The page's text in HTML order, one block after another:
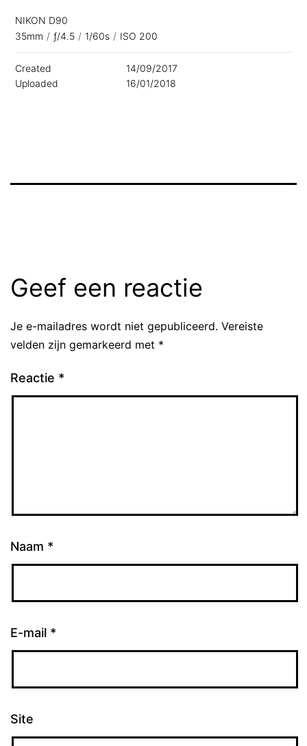
NIKON D90
35mm / ƒ/4.5 / 1/60s / ISO 200
Created
14/09/2017
Uploaded
16/01/2018
Geef een reactie
Je e-mailadres wordt niet gepubliceerd. Vereiste
velden zijn gemarkeerd met *
Reactie *
Naam *
E-mail *
Site